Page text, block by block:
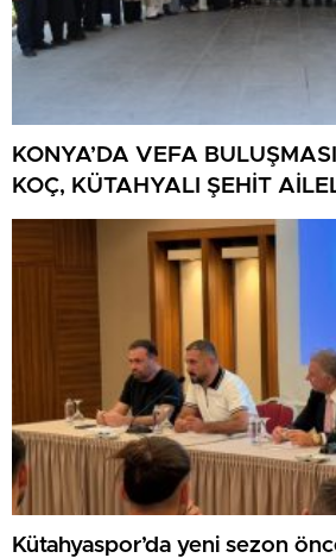
KONYA’DA VEFA
KOÇ, KÜTAHYALI ŞEHİT
GAZİLERİ AĞIRLADI
Kütahyaspor’da yeni sezon